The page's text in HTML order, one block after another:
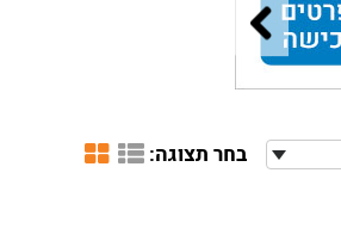
בחר תצוגה: